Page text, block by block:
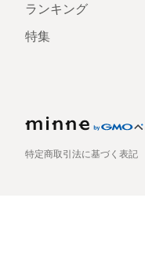
ランキング
特集
特定商取引法に基づく表記